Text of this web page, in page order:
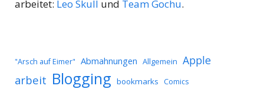
arbeitet: Leo Skull und Team Gochu.
"Arsch auf Eimer" Abmahnungen Allgemein Apple
arbeit Blogging bookmarks Comics